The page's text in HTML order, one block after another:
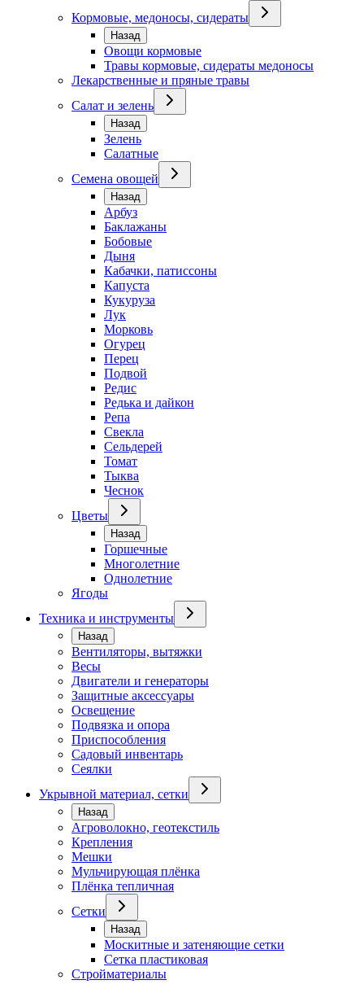
Кормовые, медоносы, сидераты
Назад
Овощи кормовые
Травы кормовые, сидераты медоносы
Лекарственные и пряные травы
Салат и зелень
Назад
Зелень
Салатные
Семена овощей
Назад
Арбуз
Баклажаны
Бобовые
Дыня
Кабачки, патиссоны
Капуста
Кукуруза
Лук
Морковь
Огурец
Перец
Подвой
Редис
Редька и дайкон
Репа
Свекла
Сельдерей
Томат
Тыква
Чеснок
Цветы
Назад
Горшечные
Многолетние
Однолетние
Ягоды
Техника и инструменты
Назад
Вентиляторы, вытяжки
Весы
Двигатели и генераторы
Защитные аксессуары
Освещение
Подвязка и опора
Приспособления
Садовый инвентарь
Сеялки
Укрывной материал, сетки
Назад
Агроволокно, геотекстиль
Крепления
Мешки
Мульчирующая плёнка
Плёнка тепличная
Сетки
Назад
Москитные и затеняющие сетки
Сетка пластиковая
Стройматериалы